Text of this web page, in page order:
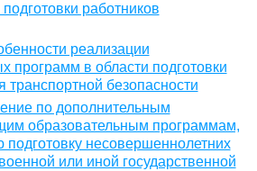
работников
реализации
программ в области подготовки
транспортной безопасности
по дополнительным
образовательным программам,
несовершеннолетних
или иной государственной